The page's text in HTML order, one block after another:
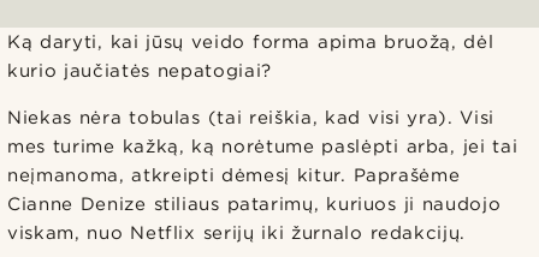
Ką daryti, kai jūsų veido forma apima bruožą, dėl
kurio jaučiatės nepatogiai?
Niekas nėra tobulas (tai reiškia, kad visi yra). Visi
mes turime kažką, ką norėtume paslėpti arba, jei tai
neįmanoma, atkreipti dėmesį kitur. Paprašėme
Cianne Denize stiliaus patarimų, kuriuos ji naudojo
viskam, nuo Netflix serijų iki žurnalo redakcijų.